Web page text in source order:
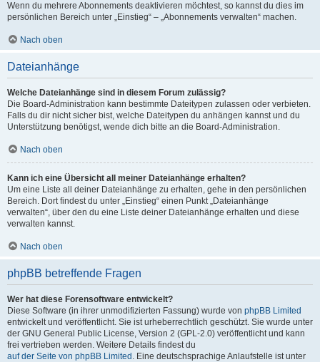
Wenn du mehrere Abonnements deaktivieren möchtest, so kannst du dies im
persönlichen Bereich unter „Einstieg“ – „Abonnements verwalten“ machen.
Nach oben
Dateianhänge
Welche Dateianhänge sind in diesem Forum zulässig?
Die Board-Administration kann bestimmte Dateitypen zulassen oder verbieten.
Falls du dir nicht sicher bist, welche Dateitypen du anhängen kannst und du
Unterstützung benötigst, wende dich bitte an die Board-Administration.
Nach oben
Kann ich eine Übersicht all meiner Dateianhänge erhalten?
Um eine Liste all deiner Dateianhänge zu erhalten, gehe in den persönlichen
Bereich. Dort findest du unter „Einstieg“ einen Punkt „Dateianhänge
verwalten“, über den du eine Liste deiner Dateianhänge erhalten und diese
verwalten kannst.
Nach oben
phpBB betreffende Fragen
Wer hat diese Forensoftware entwickelt?
Diese Software (in ihrer unmodifizierten Fassung) wurde von phpBB Limited
entwickelt und veröffentlicht. Sie ist urheberrechtlich geschützt. Sie wurde unter
der GNU General Public License, Version 2 (GPL-2.0) veröffentlicht und kann
frei vertrieben werden. Weitere Details findest du
auf der Seite von phpBB Limited . Eine deutschsprachige Anlaufstelle ist unter